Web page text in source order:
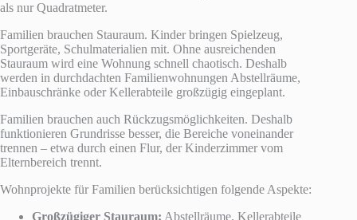
als nur Quadratmeter.
Familien brauchen Stauraum. Kinder bringen Spielzeug,
Sportgeräte, Schulmaterialien mit. Ohne ausreichenden
Stauraum wird eine Wohnung schnell chaotisch. Deshalb
werden in durchdachten Familienwohnungen Abstellräume,
Einbauschränke oder Kellerabteile großzügig eingeplant.
Familien brauchen auch Rückzugsmöglichkeiten. Deshalb
funktionieren Grundrisse besser, die Bereiche voneinander
trennen – etwa durch einen Flur, der Kinderzimmer vom
Elternbereich trennt.
Wohnprojekte für Familien berücksichtigen folgende Aspekte:
Großzügiger Stauraum: Abstellräume, Kellerabteile